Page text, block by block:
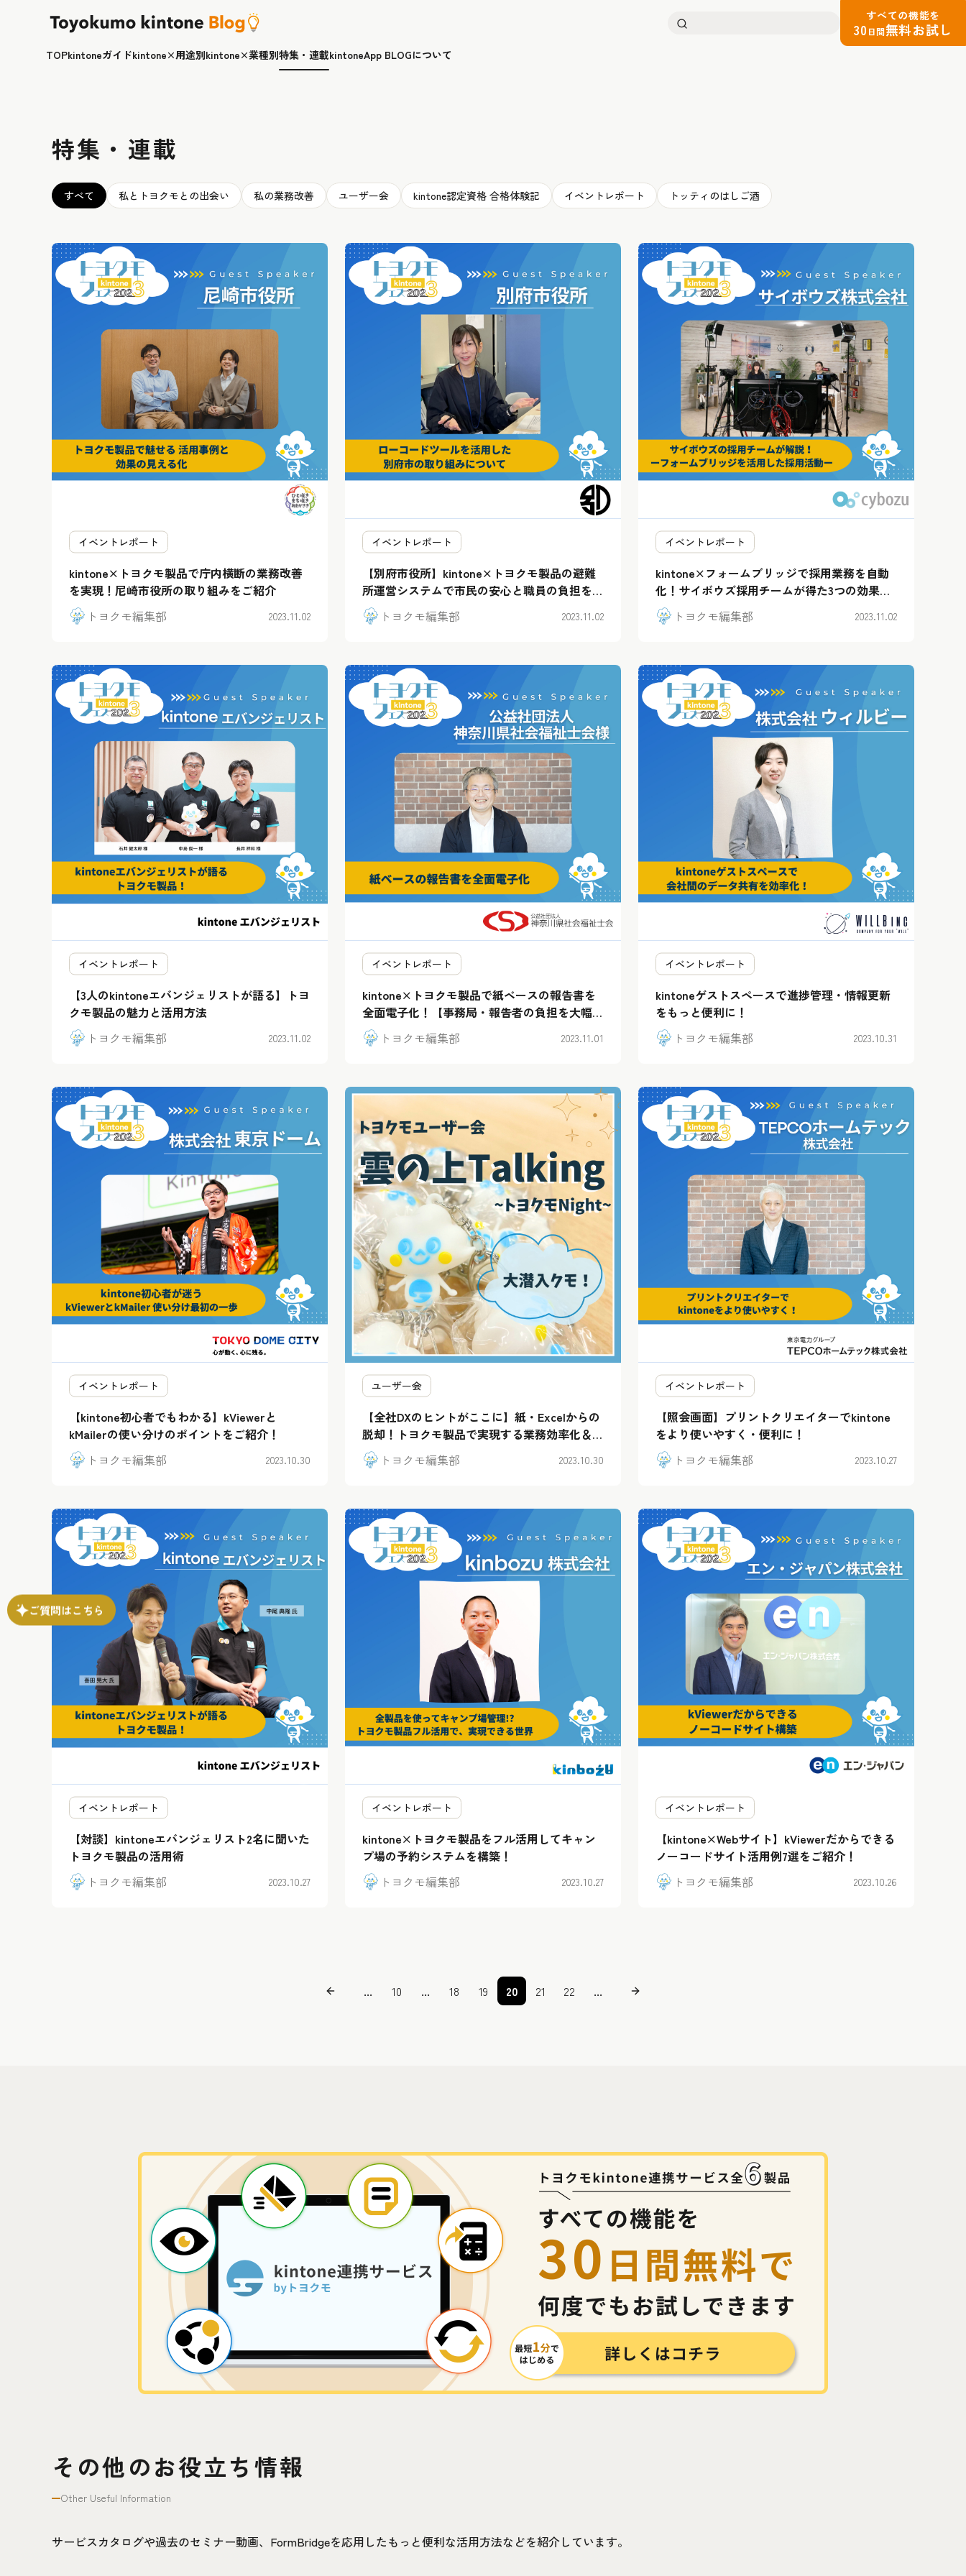
検
すべての機能を
30 日間無料お試し
TOPkintoneガイドkintone×用途別kintone×業種別特集・連載kintoneApp BLOGについて
特集・連載
すべて 私とトヨクモとの出会い 私の業務改善 ユーザー会 kintone認定資格 合格体験記 イベントレポート トッティのはしご酒
イベントレポート
kintone×トヨクモ製品で庁内横断の業務改善
を実現！尼崎市役所の取り組みをご紹介
トヨクモ編集部
2023.11.02
イベントレポート
【別府市役所】kintone×トヨクモ製品の避難
所運営システムで市民の安心と職員の負担を実
現
トヨクモ編集部 2023.11.02
イベントレポート
kintone×フォームブリッジで採用業務を自動
化！サイボウズ採用チームが得た3つの効果と
は
トヨクモ編集部 2023.11.02
イベントレポート
【3人のkintoneエバンジェリストが語る】トヨ
クモ製品の魅力と活用方法
トヨクモ編集部
2023.11.02
イベントレポート
kintone×トヨクモ製品で紙ベースの報告書を
全面電子化！【事務局・報告者の負担を大幅削
減】 トヨクモ編集部 2023.11.01
イベントレポート
kintoneゲストスペースで進捗管理・情報更新
をもっと便利に！
トヨクモ編集部
2023.10.31
イベントレポート
【kintone初心者でもわかる】kViewerと
kMailerの使い分けのポイントをご紹介！
トヨクモ編集部
2023.10.30
ユーザー会
【全社DXのヒントがここに】紙・Excelからの
脱却！トヨクモ製品で実現する業務効率化＆デ
ータ連携事例集
トヨクモ編集部 2023.10.30
イベントレポート
【照会画面】プリントクリエイターでkintone
をより使いやすく・便利に！
トヨクモ編集部
2023.10.27
イベントレポート
【対談】kintoneエバンジェリスト2名に聞いた
トヨクモ製品の活用術
トヨクモ編集部
2023.10.27
イベントレポート
kintone×トヨクモ製品をフル活用してキャン
プ場の予約システムを構築！
トヨクモ編集部
2023.10.27
イベントレポート
【kintone×Webサイト】kViewerだからできる
ノーコードサイト活用例7選をご紹介！
トヨクモ編集部
2023.10.26
... 10 ... 18 19 20 21 22 ...
その他のお役立ち情報
Other Useful Information
サービスカタログや過去のセミナー動画、FormBridgeを応用したもっと便利な活用方法などを紹介しています。
ご質問はこちら